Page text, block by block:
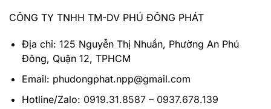
CÔNG TY TNHH TM-DV PHÚ ĐÔNG PHÁT
Địa chỉ: 125 Nguyễn Thị Nhuần, Phường An Phú
Đông, Quận 12, TPHCM
Email: phudongphat.npp@gmail.com
Hotline/Zalo: 0919.31.8587– 0937.678.139